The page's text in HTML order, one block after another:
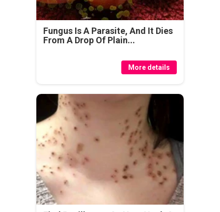
Fungus Is A Parasite, And It Dies
From A Drop Of Plain...
More details